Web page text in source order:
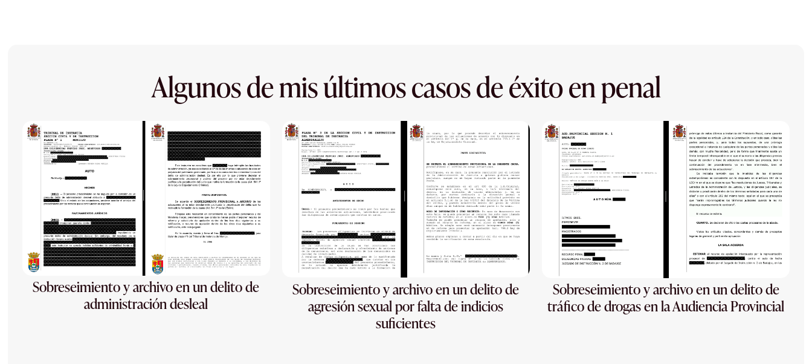
Algunos de mis últimos casos de éxito en penal
Sobreseimiento y archivo en un delito de
administración desleal
Sobreseimiento y archivo en un delito de
agresión sexual por falta de indicios
suficientes
Sobreseimiento y archivo en un delito de
tráfico de drogas en la Audiencia Provincial